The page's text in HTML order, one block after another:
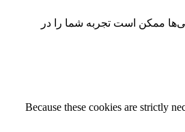
ممکن است تجربه شما را در
Because these cookies are strictly